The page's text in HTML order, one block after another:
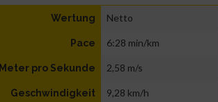
Wertung Netto
Pace 6:28 min/km
Meter pro Sekunde 2,58 m/s
Geschwindigkeit 9,28 km/h